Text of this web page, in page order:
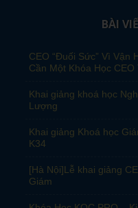
BÀI
CEO “Đuối Sức” Vì Vận
Cần Một Khóa Học
Khai giảng khoá học
Lượng
Khai giảng Khoá học
K34
[Hà Nội]Lễ khai giảng
Giám